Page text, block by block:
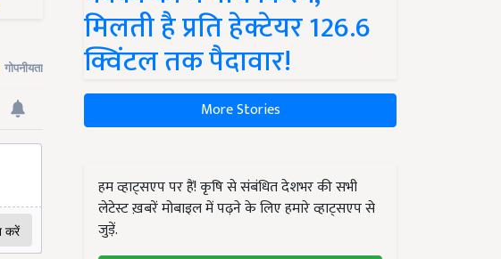
मिलती है प्रति हेक्टेयर 126.6
क्विंटल तक पैदावार!
More Stories
हम व्हाट्सएप पर हैं! कृषि से संबंधित देशभर की सभी
लेटेस्ट ख़बरें मोबाइल में पढ़ने के लिए हमारे व्हाट्सएप से
जुड़ें.